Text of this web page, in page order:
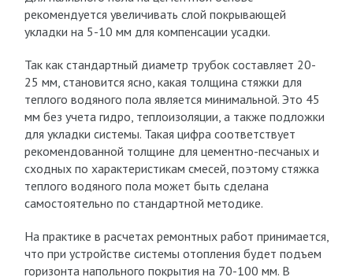
рекомендуется увеличивать слой покрывающей
укладки на 5-10 мм для компенсации усадки.
Так как стандартный диаметр трубок составляет 20-
25 мм, становится ясно, какая толщина стяжки для
теплого водяного пола является минимальной. Это 45
мм без учета гидро, теплоизоляции, а также подложки
для укладки системы. Такая цифра соответствует
рекомендованной толщине для цементно-песчаных и
сходных по характеристикам смесей, поэтому стяжка
теплого водяного пола может быть сделана
самостоятельно по стандартной методике.
На практике в расчетах ремонтных работ принимается,
что при устройстве системы отопления будет подъем
горизонта напольного покрытия на 70-100 мм. В